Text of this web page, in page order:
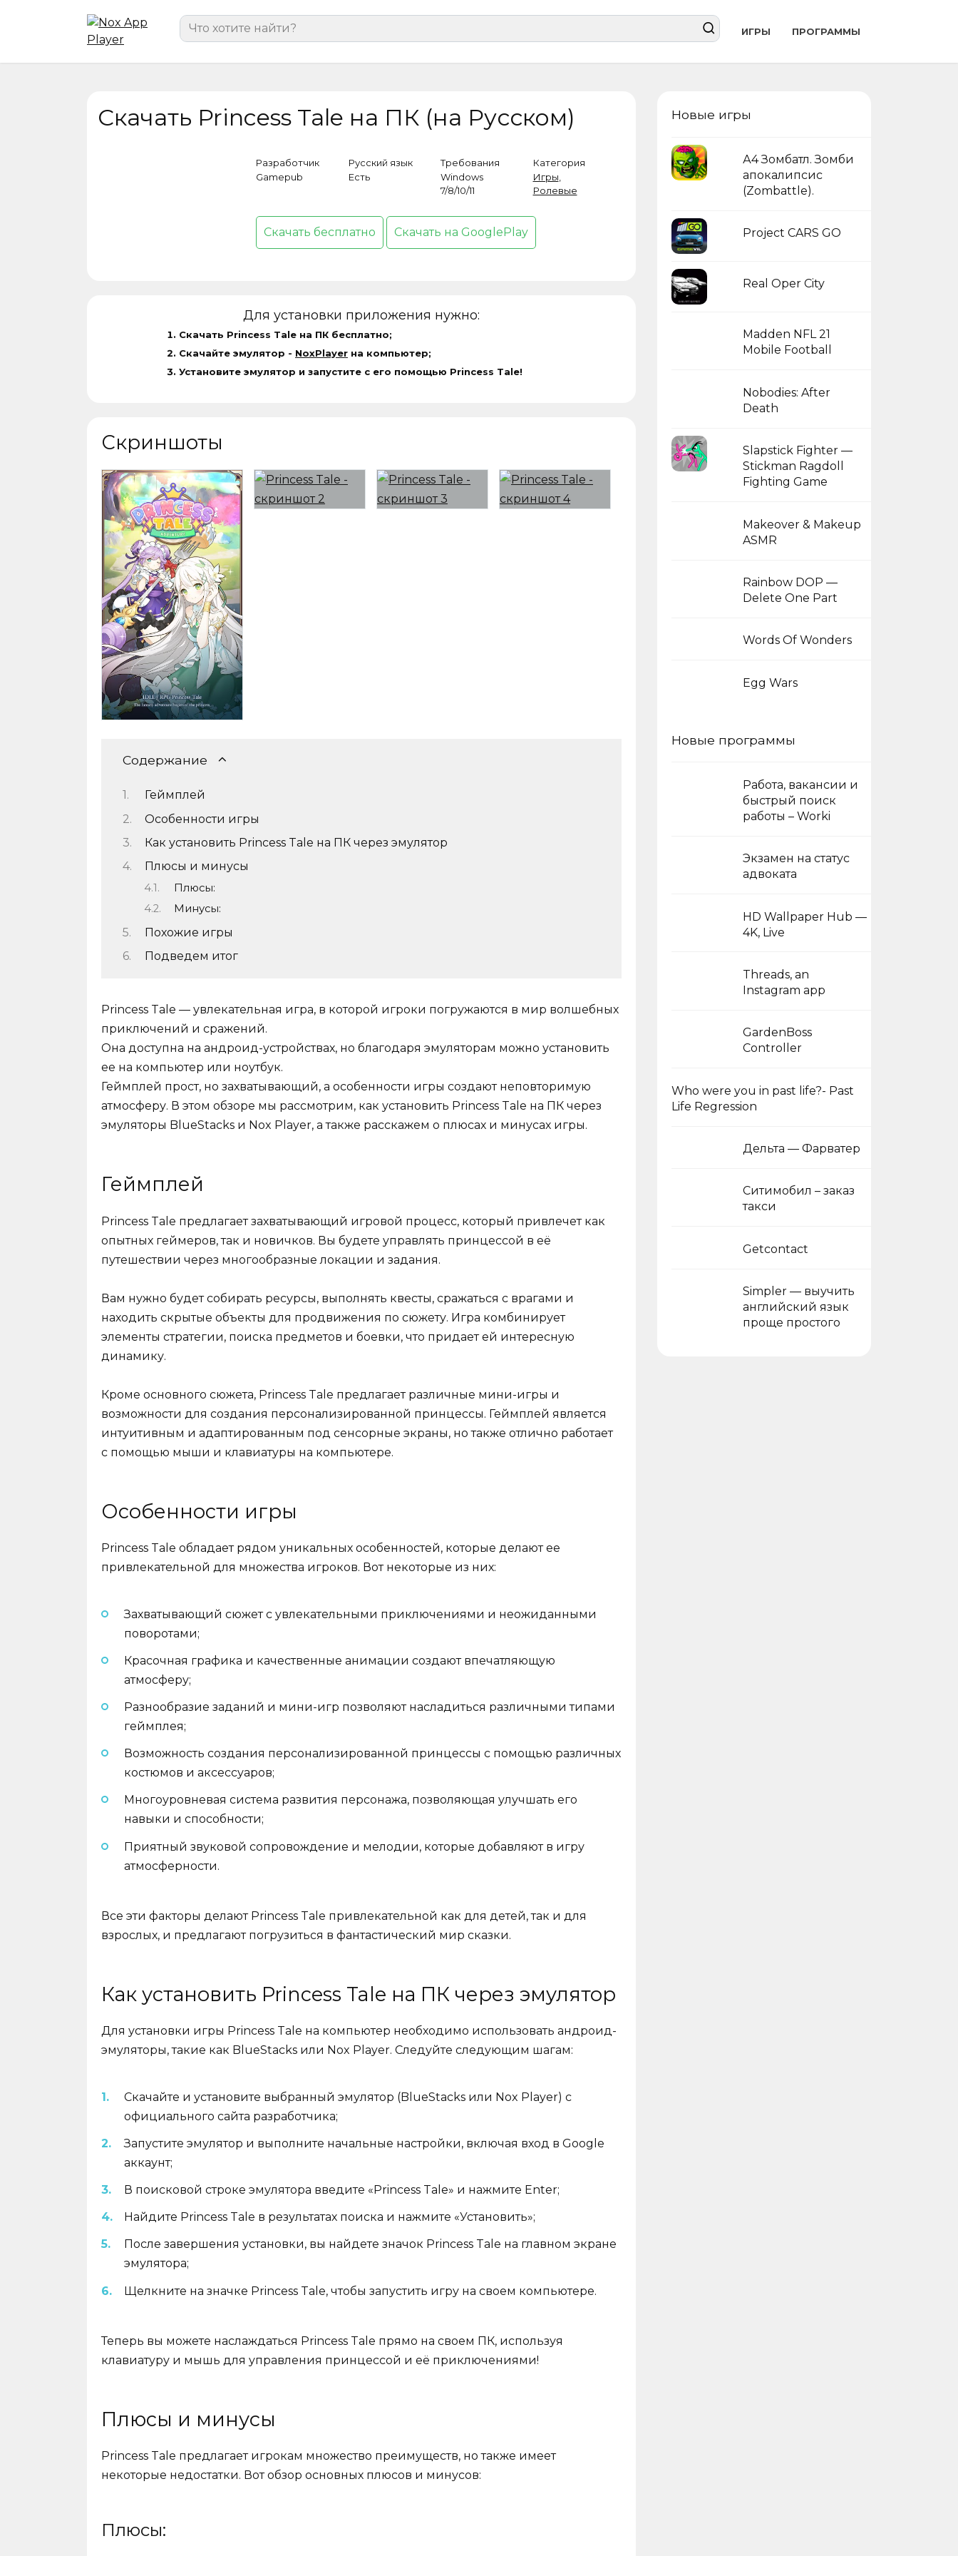
Search
for:
ИГРЫ ПРОГРАММЫ
Скачать Princess Tale на ПК (на Русском)
Разработчик
Gamepub
Русский язык
Есть
Требования
Windows
7/8/10/11
Категория
Игры
Ролевые
Скачать бесплатно Скачать на GooglePlay
Для установки приложения нужно:
Скачать Princess Tale на ПК бесплатно;
Скачайте эмулятор - NoxPlayer на компьютер;
Установите эмулятор и запустите с его помощью Princess Tale!
Скриншоты
Содержание
Геймплей
Особенности игры
Как установить Princess Tale на ПК через эмулятор
Плюсы и минусы
Плюсы:
Минусы:
Похожие игры
Подведем итог
Princess Tale — увлекательная игра, в которой игроки погружаются в мир волшебных
приключений и сражений.
Она доступна на андроид-устройствах, но благодаря эмуляторам можно установить
ее на компьютер или ноутбук.
Геймплей прост, но захватывающий, а особенности игры создают неповторимую
атмосферу. В этом обзоре мы рассмотрим, как установить Princess Tale на ПК через
эмуляторы BlueStacks и Nox Player, а также расскажем о плюсах и минусах игры.
Геймплей
Princess Tale предлагает захватывающий игровой процесс, который привлечет как
опытных геймеров, так и новичков. Вы будете управлять принцессой в её
путешествии через многообразные локации и задания.
Вам нужно будет собирать ресурсы, выполнять квесты, сражаться с врагами и
находить скрытые объекты для продвижения по сюжету. Игра комбинирует
элементы стратегии, поиска предметов и боевки, что придает ей интересную
динамику.
Кроме основного сюжета, Princess Tale предлагает различные мини-игры и
возможности для создания персонализированной принцессы. Геймплей является
интуитивным и адаптированным под сенсорные экраны, но также отлично работает
с помощью мыши и клавиатуры на компьютере.
Особенности игры
Princess Tale обладает рядом уникальных особенностей, которые делают ее
привлекательной для множества игроков. Вот некоторые из них:
Захватывающий сюжет с увлекательными приключениями и неожиданными
поворотами;
Красочная графика и качественные анимации создают впечатляющую
атмосферу;
Разнообразие заданий и мини-игр позволяют насладиться различными типами
геймплея;
Возможность создания персонализированной принцессы с помощью различных
костюмов и аксессуаров;
Многоуровневая система развития персонажа, позволяющая улучшать его
навыки и способности;
Приятный звуковой сопровождение и мелодии, которые добавляют в игру
атмосферности.
Все эти факторы делают Princess Tale привлекательной как для детей, так и для
взрослых, и предлагают погрузиться в фантастический мир сказки.
Как установить Princess Tale на ПК через эмулятор
Для установки игры Princess Tale на компьютер необходимо использовать андроид-
эмуляторы, такие как BlueStacks или Nox Player. Следуйте следующим шагам:
Скачайте и установите выбранный эмулятор (BlueStacks или Nox Player) с
официального сайта разработчика;
Запустите эмулятор и выполните начальные настройки, включая вход в Google
аккаунт;
В поисковой строке эмулятора введите «Princess Tale» и нажмите Enter;
Найдите Princess Tale в результатах поиска и нажмите «Установить»;
После завершения установки, вы найдете значок Princess Tale на главном экране
эмулятора;
Щелкните на значке Princess Tale, чтобы запустить игру на своем компьютере.
Теперь вы можете наслаждаться Princess Tale прямо на своем ПК, используя
клавиатуру и мышь для управления принцессой и её приключениями!
Плюсы и минусы
Princess Tale предлагает игрокам множество преимуществ, но также имеет
некоторые недостатки. Вот обзор основных плюсов и минусов:
Плюсы:
Новые игры
А4 Зомбатл. Зомби
апокалипсис
(Zombattle).
Project CARS GO
Real Oper City
Madden NFL 21
Mobile Football
Nobodies: After
Death
Slapstick Fighter —
Stickman Ragdoll
Fighting Game
Makeover & Makeup
ASMR
Rainbow DOP —
Delete One Part
Words Of Wonders
Egg Wars
Новые программы
Работа, вакансии и
быстрый поиск
работы – Worki
Экзамен на статус
адвоката
HD Wallpaper Hub —
4K, Live
Threads, an
Instagram app
GardenBoss
Controller
Who were you in past life?- Past
Life Regression
Дельта — Фарватер
Ситимобил – заказ
такси
Getcontact
Simpler — выучить
английский язык
проще простого